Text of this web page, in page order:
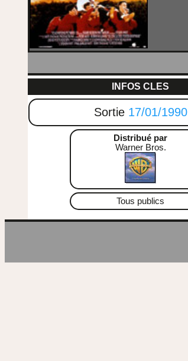
INFOS CLES
Sortie 17/01/1990
Distribué par
Warner Bros.
Tous publics